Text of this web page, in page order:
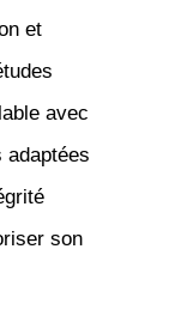
et
avec
adaptées
son